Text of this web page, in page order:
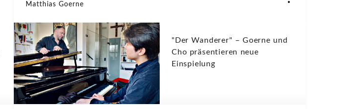
Matthias Goerne
"Der Wanderer" – Goerne und
Cho präsentieren neue
Einspielung